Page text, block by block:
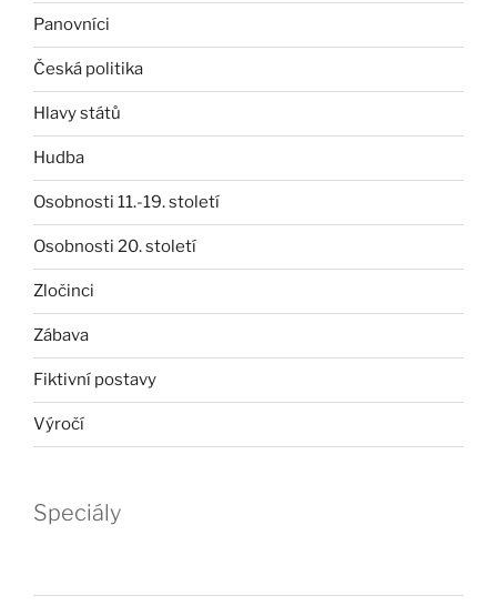
Panovníci
Česká politika
Hlavy států
Hudba
Osobnosti 11.-19. století
Osobnosti 20. století
Zločinci
Zábava
Fiktivní postavy
Výročí
Speciály